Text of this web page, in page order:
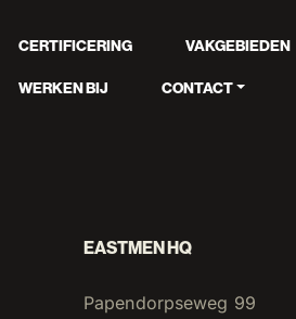
CERTIFICERING VAKGEBIEDEN
WERKEN BIJ CONTACT
EASTMEN HQ
Papendorpseweg 99